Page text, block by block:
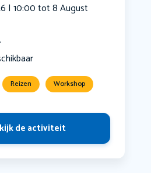
| 10:00 tot 8 August
Reizen Workshop
de activiteit